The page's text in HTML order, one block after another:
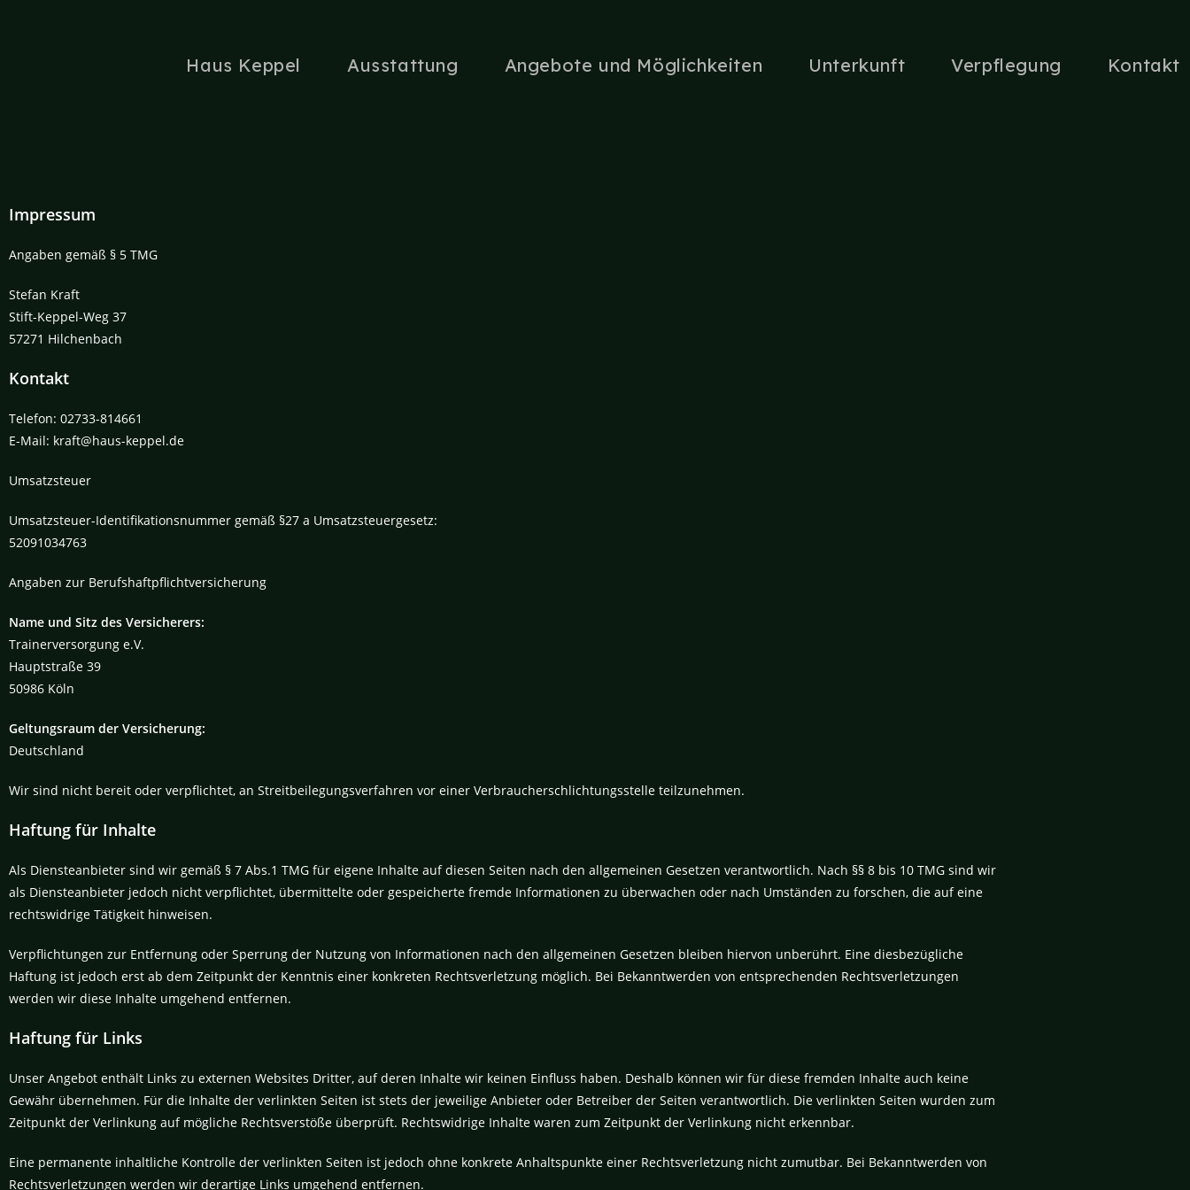
Haus Keppel Ausstattung Angebote und Möglichkeiten Unterkunft Verpflegung Kontakt
Impressum
Angaben gemäß § 5 TMG
Stefan Kraft
Stift-Keppel-Weg 37
57271 Hilchenbach
Kontakt
Telefon: 02733-814661
E-Mail: kraft@haus-keppel.de
Umsatzsteuer
Umsatzsteuer-Identifikationsnummer gemäß §27 a Umsatzsteuergesetz:
52091034763
Angaben zur Berufshaftpflichtversicherung
Name und Sitz des Versicherers:
Trainerversorgung e.V.
Hauptstraße 39
50986 Köln
Geltungsraum der Versicherung:
Deutschland
Wir sind nicht bereit oder verpflichtet, an Streitbeilegungsverfahren vor einer Verbraucherschlichtungsstelle teilzunehmen.
Haftung für Inhalte
Als Diensteanbieter sind wir gemäß § 7 Abs.1 TMG für eigene Inhalte auf diesen Seiten nach den allgemeinen Gesetzen verantwortlich. Nach §§ 8 bis 10 TMG sind wir
als Diensteanbieter jedoch nicht verpflichtet, übermittelte oder gespeicherte fremde Informationen zu überwachen oder nach Umständen zu forschen, die auf eine
rechtswidrige Tätigkeit hinweisen.
Verpflichtungen zur Entfernung oder Sperrung der Nutzung von Informationen nach den allgemeinen Gesetzen bleiben hiervon unberührt. Eine diesbezügliche
Haftung ist jedoch erst ab dem Zeitpunkt der Kenntnis einer konkreten Rechtsverletzung möglich. Bei Bekanntwerden von entsprechenden Rechtsverletzungen
werden wir diese Inhalte umgehend entfernen.
Haftung für Links
Unser Angebot enthält Links zu externen Websites Dritter, auf deren Inhalte wir keinen Einfluss haben. Deshalb können wir für diese fremden Inhalte auch keine
Gewähr übernehmen. Für die Inhalte der verlinkten Seiten ist stets der jeweilige Anbieter oder Betreiber der Seiten verantwortlich. Die verlinkten Seiten wurden zum
Zeitpunkt der Verlinkung auf mögliche Rechtsverstöße überprüft. Rechtswidrige Inhalte waren zum Zeitpunkt der Verlinkung nicht erkennbar.
Eine permanente inhaltliche Kontrolle der verlinkten Seiten ist jedoch ohne konkrete Anhaltspunkte einer Rechtsverletzung nicht zumutbar. Bei Bekanntwerden von
Rechtsverletzungen werden wir derartige Links umgehend entfernen.